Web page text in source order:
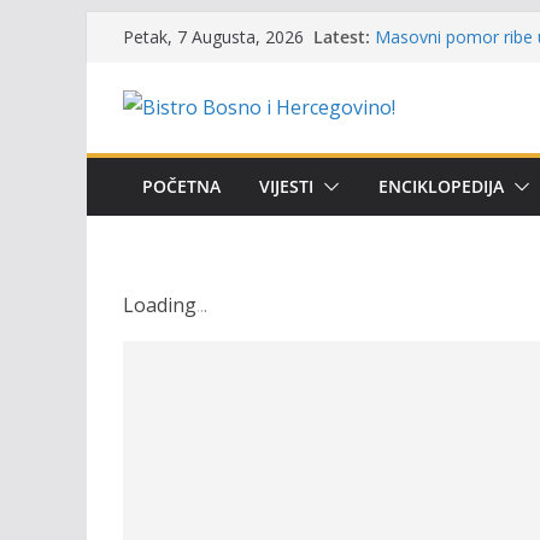
content
Petak, 7 Augusta, 2026 Latest: Masovni pomor ribe
(Banlozi)
i amura’
Obavještenje
POČETNA VIJESTI ENCIKLOPEDIJA
Loading...